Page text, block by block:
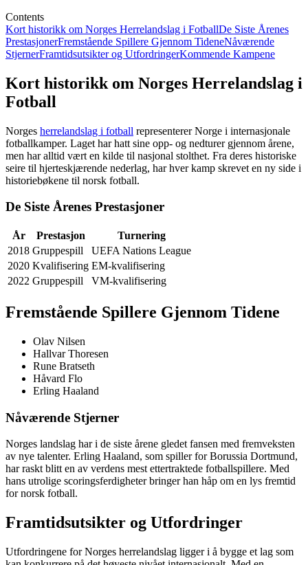
Contents
Kort historikk om Norges Herrelandslag i FotballDe Siste Årenes
PrestasjonerFremstående Spillere Gjennom TideneNåværende
StjernerFramtidsutsikter og UtfordringerKommende Kampene
Kort historikk om Norges Herrelandslag i
Fotball
Norges herrelandslag i fotball representerer Norge i internasjonale
fotballkamper. Laget har hatt sine opp- og nedturer gjennom årene,
men har alltid vært en kilde til nasjonal stolthet. Fra deres historiske
seire til hjerteskjærende nederlag, har hver kamp skrevet en ny side i
historiebøkene til norsk fotball.
De Siste Årenes Prestasjoner
År Prestasjon
Turnering
2018 Gruppespill
UEFA Nations League
2020 Kvalifisering EM-kvalifisering
2022 Gruppespill VM-kvalifisering
Fremstående Spillere Gjennom Tidene
Olav Nilsen
Hallvar Thoresen
Rune Bratseth
Håvard Flo
Erling Haaland
Nåværende Stjerner
Norges landslag har i de siste årene gledet fansen med fremveksten
av nye talenter. Erling Haaland, som spiller for Borussia Dortmund,
har raskt blitt en av verdens mest ettertraktede fotballspillere. Med
hans utrolige scoringsferdigheter bringer han håp om en lys fremtid
for norsk fotball.
Framtidsutsikter og Utfordringer
Utfordringene for Norges herrelandslag ligger i å bygge et lag som